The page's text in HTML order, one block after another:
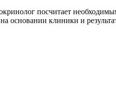
посчитает
основании клиники и